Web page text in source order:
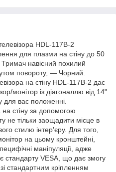
HDL-117B-2
для плазми на стіну до 50
навісний похилий
повороту, — Чорний.
на стіну HDL-117B-2 дає
монітор із діагоналлю від 14"
вас положенні.
стіну за допомогою
не тільки заощадити місце в
стилю інтер'єру. Для того,
на цьому кронштейні,
маніпуляції, адже
стандарту VESA, що дає змогу
стандартним кріпленням